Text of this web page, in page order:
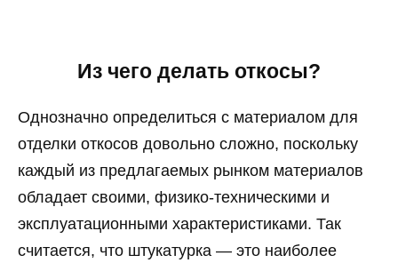
Из чего делать откосы?
Однозначно определиться с материалом для
отделки откосов довольно сложно, поскольку
каждый из предлагаемых рынком материалов
обладает своими, физико-техническими и
эксплуатационными характеристиками. Так
считается, что штукатурка — это наиболее